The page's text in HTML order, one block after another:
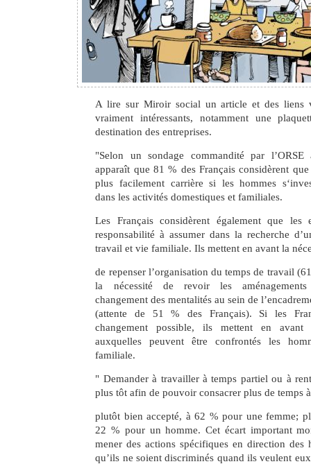
A lire sur Miroir social un article et des liens
vraiment intéressants, notamment une
destination des entreprises.
"Selon un sondage commandité par
apparaît que 81 % des Français considèrent
plus facilement carrière si les hommes
dans les activités domestiques et familiales.
Les Français considèrent également que les
responsabilité à assumer dans la recherche
travail et vie familiale. Ils mettent en avant la
de repenser l’organisation du temps de travail
la nécessité de revoir les aménagements
changement des mentalités au sein de
(attente de 51 % des Français). Si les
changement possible, ils mettent en avant
auxquelles peuvent être confrontés les
familiale.
" Demander à travailler à temps partiel ou à
plus tôt afin de pouvoir consacrer plus de temps
plutôt bien accepté, à 62 % pour une femme;
22 % pour un homme. Cet écart important
mener des actions spécifiques en direction des
qu’ils ne soient discriminés quand ils veulent